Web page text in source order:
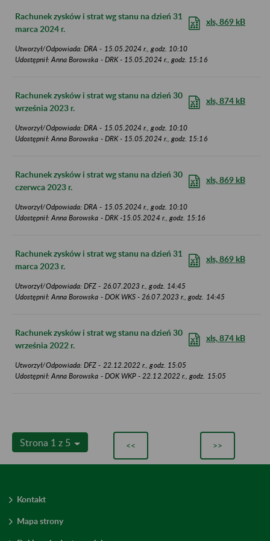
Rachunek zysków i strat wg stanu na dzień 31
marca 2024 r.
xls, 869 kB
Utworzył/Odpowiada: DRA - 15.05.2024 r., godz. 10:10
Udostępnił: Anna Borowska - DRK - 15.05.2024 r., godz. 15:16
Rachunek zysków i strat wg stanu na dzień 30
września 2023 r.
xls, 874 kB
Utworzył/Odpowiada: DRA - 15.05.2024 r., godz. 10:10
Udostępnił: Anna Borowska - DRK - 15.05.2024 r., godz. 15:16
Rachunek zysków i strat wg stanu na dzień 30
czerwca 2023 r.
xls, 869 kB
Utworzył/Odpowiada: DRA - 15.05.2024 r., godz. 10:10
Udostępnił: Anna Borowska - DRK -15.05.2024 r., godz. 15:16
Rachunek zysków i strat wg stanu na dzień 31
marca 2023 r.
xls, 869 kB
Utworzył/Odpowiada: DFZ - 26.07.2023 r., godz. 14:45
Udostępnił: Anna Borowska - DOK WKS - 26.07.2023 r., godz. 14:45
Rachunek zysków i strat wg stanu na dzień 30
września 2022 r.
xls, 874 kB
Utworzył/Odpowiada: DFZ - 22.12.2022 r., godz. 15:05
Udostępnił: Anna Borowska - DOK WKP - 22.12.2022 r., godz. 15:05
Strona 1 z 5 << >>
Kontakt
Mapa strony